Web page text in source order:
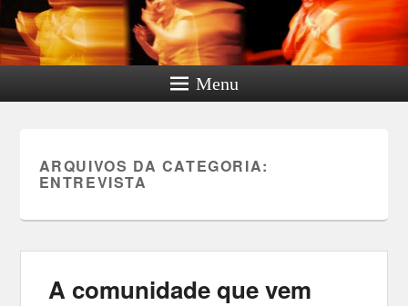
Menu
ARQUIVOS DA CATEGORIA:
ENTREVISTA
A comunidade que vem